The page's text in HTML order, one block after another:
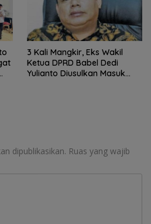
3 Kali Mangkir, Eks Wakil
Ketua DPRD Babel Dedi
Yulianto Diusulkan Masuk
dipublikasikan. Ruas yang wajib